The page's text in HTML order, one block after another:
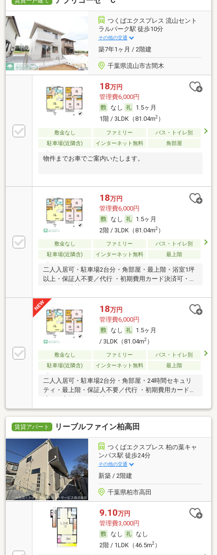
つくばエクスプレス 流山セント
ラルパーク駅 徒歩10分
その他の交通
築7年1ヶ月 / 2階建
千葉県流山市古間木
18万円
管理費6,000円
なし
1.5ヶ月
1階 / 3LDK（81.04m2）
敷金なし ファミリー
バス・トイレ別
駐車場(近隣含)
インターネット無料 角部屋
物件までお車でご案内いたします。
18万円
管理費6,000円
なし
1.5ヶ月
2階 / 3LDK（81.04m2）
敷金なし ファミリー
バス・トイレ別
駐車場(近隣含)
インターネット無料 最上階
二人入居可・駐車場2台分・角部屋・最上階・浴室1坪
以上・保証人不要／代行 ・初期費用カード決済可・家
18万円
管理費6,000円
なし
1.5ヶ月
/ 3LDK（81.04m2）
敷金なし ファミリー
バス・トイレ別
駐車場(近隣含)
インターネット無料 最上階
二人入居可・駐車場2台分・角部屋・24時間セキュリ
ティ・最上階・保証人不要／代行 ・初期費用カード決
賃貸アパート リーブルファイン柏高田
つくばエクスプレス 柏の葉キャ
ンパス駅 徒歩24分
その他の交通
新築 / 2階建
千葉県柏市高田
9.10万円
管理費3,000円
なし
なし
2階 / 1LDK（46.5m2）